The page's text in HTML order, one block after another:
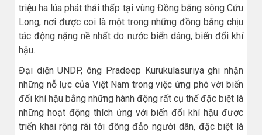
triệu ha lúa phát thải thấp tại vùng Đồng bằng sông Cửu
Long, nơi được coi là một trong những đồng bằng chịu
tác động nặng nề nhất do nước biển dâng, biến đổi khí
hậu.
Đại diện UNDP, ông Pradeep Kurukulasuriya ghi nhận
những nỗ lực của Việt Nam trong việc ứng phó với biến
đổi khí hậu bằng những hành động rất cụ thể đặc biệt là
những hoạt động thích ứng với biến đổi khí hậu được
triển khai rộng rãi tới đông đảo người dân, đặc biệt là